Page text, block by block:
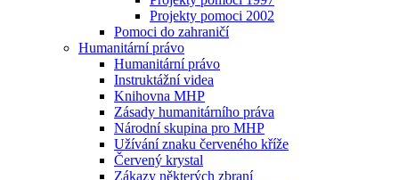
Projekty pomoci 2002
Pomoci do zahraničí
Humanitární právo
Humanitární právo
Instruktážní videa
Knihovna MHP
Zásady humanitárního práva
Národní skupina pro MHP
Užívání znaku červeného kříže
Červený krystal
Zákazy některých zbraní